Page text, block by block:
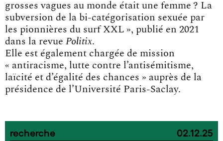
grosses vagues au monde était une femme ? La
subversion de la bi-catégorisation sexuée par
les pionnières du surf XXL », publié en 2021
dans la revue Politix.
Elle est également chargée de mission
« antiracisme, lutte contre l’antisémitisme,
laïcité et d’égalité des chances » auprès de la
présidence de l’Université Paris-Saclay.
recherche 02.12.25